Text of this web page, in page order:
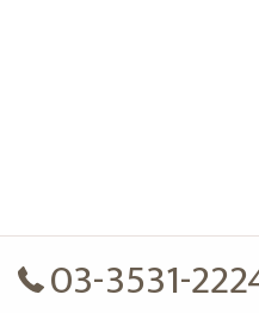
03-3531-